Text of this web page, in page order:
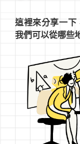
這裡來分享一下
我們可以從哪些